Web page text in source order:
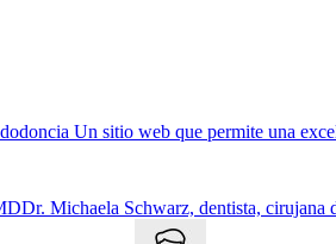
Un sitio web que permite una
Michaela Schwarz, dentista, cirujana